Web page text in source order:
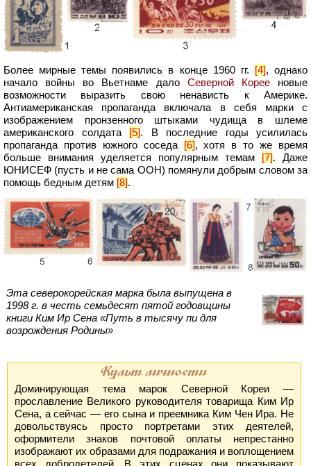
Более мирные темы появились в конце 1960 гг. [4], однако
начало войны во Вьетнаме дало Северной Корееновые
возможности выразить свою ненависть к Америке.
Антиамериканская пропаганда включала в себя марки с
изображением пронзенного штыками чудища в шлеме
американского солдата [5]. В последние годы усилилась
пропаганда против южного соседа [6], хотя в то же время
больше внимания уделяется популярным темам [7]. Даже
ЮНИСЕФ (пусть и не сама ООН) помянули добрым словом за
помощь бедным детям [8].
Эта северокорейская марка была выпущена в
1998 г. в честь семьдесят пятой годовщины
книги Ким Ир Сена «Путь в тысячу пи для
возрождения Родины»
Культ личности
Доминирующая тема марок Северной Кореи —
прославление Великого руководителя товарища Ким Ир
Сена, а сейчас — его сына и преемника Ким Чен Ира. Не
довольствуясь просто портретами этих деятелей,
оформители знаков почтовой оплаты непрестанно
изображают их образами для подражания и воплощением
всех добродетелей. В этих сценах они показывают